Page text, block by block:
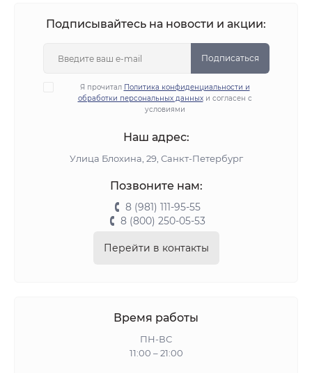
Подписывайтесь на новости и акции:
Подписаться
Я прочитал Политика конфиденциальности и
обработки персональных данныхи согласен с
условиями
Наш адрес:
Улица Блохина, 29, Санкт-Петербург
Позвоните нам:
8 (981) 111-95-55
8 (800) 250-05-53
Перейти в контакты
Время работы
ПН-ВС
11:00 – 21:00